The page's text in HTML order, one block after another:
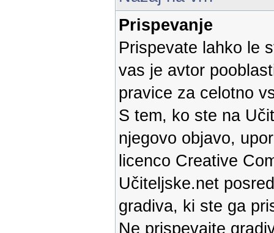
Prispevanje
Prispevate lahko le
vas je avtor
pravice za celotno
S tem, ko ste na
njegovo objavo,
licenco Creative
Učiteljske.net
gradiva, ki ste ga
Ne prispevajte